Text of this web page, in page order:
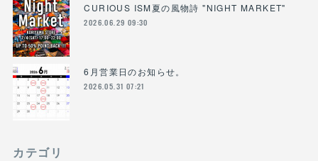
CURIOUS ISM夏の風物詩 "NIGHT MARKET"
2026.06.29 09:30
6月営業日のお知らせ。
2026.05.31 07:21
カテゴリ